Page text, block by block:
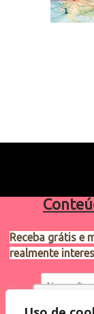
Receba grátis e
realmente